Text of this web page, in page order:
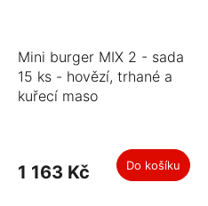
Mini burger MIX 2 - sada
15 ks - hovězí, trhané a
kuřecí maso
1 163 Kč Do košíku